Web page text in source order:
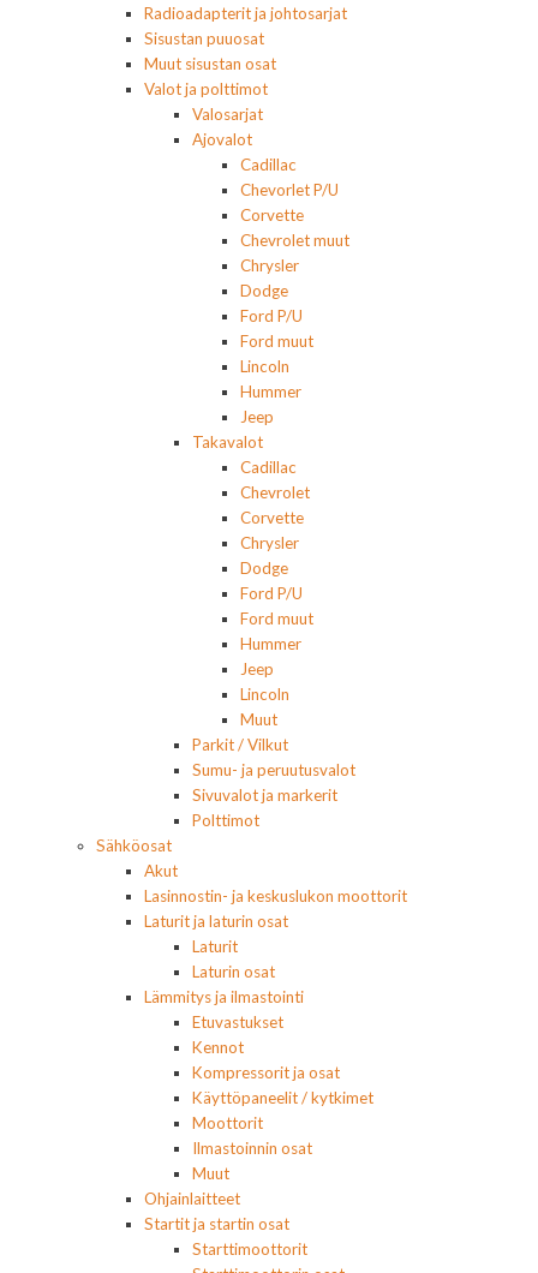
Radioadapterit ja johtosarjat
Sisustan puuosat
Muut sisustan osat
Valot ja polttimot
Valosarjat
Ajovalot
Cadillac
Chevorlet P/U
Corvette
Chevrolet muut
Chrysler
Dodge
Ford P/U
Ford muut
Lincoln
Hummer
Jeep
Takavalot
Cadillac
Chevrolet
Corvette
Chrysler
Dodge
Ford P/U
Ford muut
Hummer
Jeep
Lincoln
Muut
Parkit / Vilkut
Sumu- ja peruutusvalot
Sivuvalot ja markerit
Polttimot
Sähköosat
Akut
Lasinnostin- ja keskuslukon moottorit
Laturit ja laturin osat
Laturit
Laturin osat
Lämmitys ja ilmastointi
Etuvastukset
Kennot
Kompressorit ja osat
Käyttöpaneelit / kytkimet
Moottorit
Ilmastoinnin osat
Muut
Ohjainlaitteet
Startit ja startin osat
Starttimoottorit